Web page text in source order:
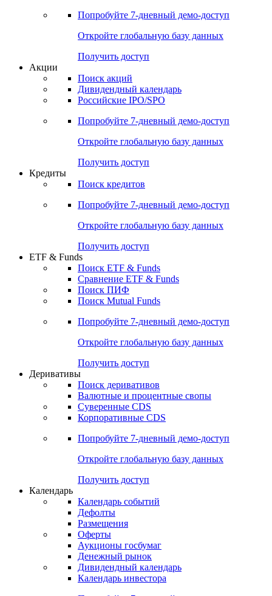
Попробуйте 7-дневный демо-доступ
Откройте глобальную базу данных
Получить доступ
Акции
Поиск акций
Дивидендный календарь
Российские IPO/SPO
Попробуйте 7-дневный демо-доступ
Откройте глобальную базу данных
Получить доступ
Кредиты
Поиск кредитов
Попробуйте 7-дневный демо-доступ
Откройте глобальную базу данных
Получить доступ
ETF & Funds
Поиск ETF & Funds
Сравнение ETF & Funds
Поиск ПИФ
Поиск Mutual Funds
Попробуйте 7-дневный демо-доступ
Откройте глобальную базу данных
Получить доступ
Деривативы
Поиск деривативов
Валютные и процентные свопы
Суверенные CDS
Корпоративные CDS
Попробуйте 7-дневный демо-доступ
Откройте глобальную базу данных
Получить доступ
Календарь
Календарь событий
Дефолты
Размещения
Оферты
Аукционы госбумаг
Денежный рынок
Дивидендный календарь
Календарь инвестора